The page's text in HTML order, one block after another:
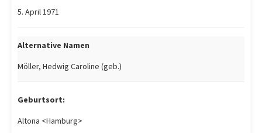
5. April 1971
Alternative Namen
Möller, Hedwig Caroline (geb.)
Geburtsort:
Altona <Hamburg>